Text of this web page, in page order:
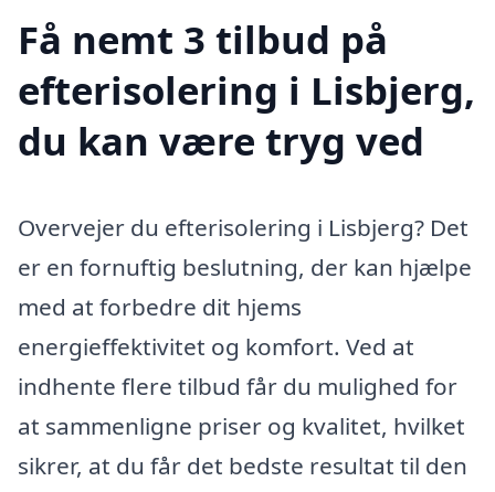
Få nemt 3 tilbud på
efterisolering i Lisbjerg,
du kan være tryg ved
Overvejer du efterisolering i Lisbjerg? Det
er en fornuftig beslutning, der kan hjælpe
med at forbedre dit hjems
energieffektivitet og komfort. Ved at
indhente flere tilbud får du mulighed for
at sammenligne priser og kvalitet, hvilket
sikrer, at du får det bedste resultat til den